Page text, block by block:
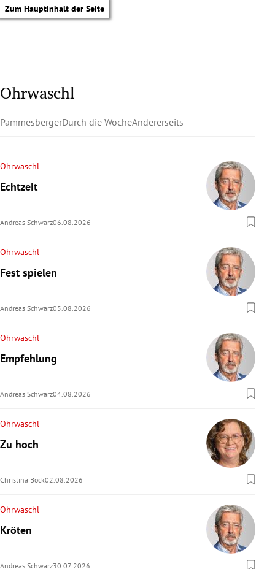
Zum Hauptinhalt der Seite
Untermenü
Ohrwaschl
PammesbergerDurch die WocheAndererseits
Ohrwaschl
Echtzeit
Andreas Schwarz06.08.2026
Ohrwaschl
Fest spielen
Andreas Schwarz05.08.2026
Ohrwaschl
Empfehlung
Andreas Schwarz04.08.2026
Ohrwaschl
Zu hoch
Christina Böck02.08.2026
Ohrwaschl
Kröten
Andreas Schwarz30.07.2026